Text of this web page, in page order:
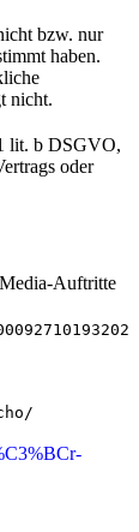
bzw. nur
haben.
nicht.
lit. b DSGVO,
oder
Auftritte